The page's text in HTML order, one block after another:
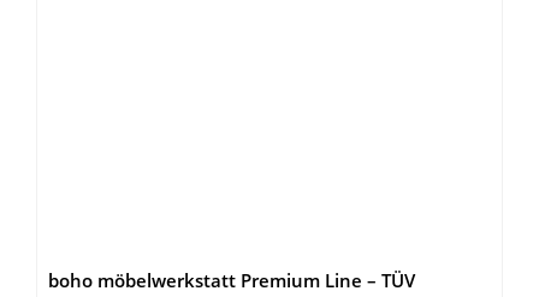
boho möbelwerkstatt Premium Line – TÜV